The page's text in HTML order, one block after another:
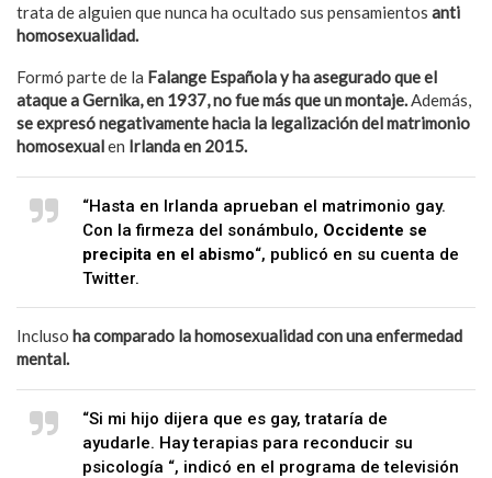
trata de alguien que nunca ha ocultado sus pensamientos anti
homosexualidad.
Formó parte de la Falange Española y ha asegurado que el
ataque a Gernika, en 1937, no fue más que un montaje.Además,
se expresó negativamente hacia la legalización del matrimonio
homosexualen Irlanda en 2015.
“Hasta en Irlanda aprueban el matrimonio gay.
Con la firmeza del sonámbulo, Occidente se
precipita en el abismo“, publicó en su cuenta de
Twitter.
Incluso ha comparado la homosexualidad con una enfermedad
mental.
“Si mi hijo dijera que es gay, trataría de
ayudarle. Hay terapias para reconducir su
psicología “, indicó en el programa de televisión